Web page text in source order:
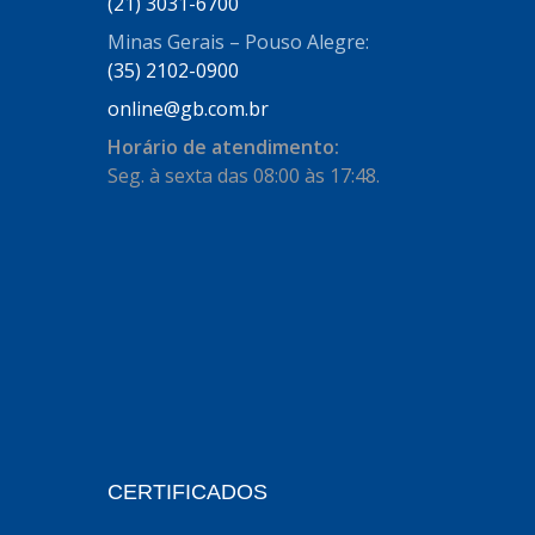
BECA FREIOS (25)
BOSAL
BRASMECK (656)
COMALTECH/JPEMA
Minas Gerais – Pouso Alegre:
(35) 2102-0900
online@gb.com.br
Horário de atendimento:
Seg. à sexta das 08:00 às 17:48.
CERTIFICADOS